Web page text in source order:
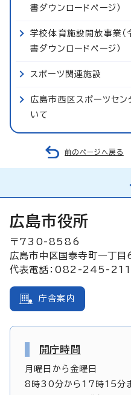
書ダウンロードページ）
学校体育施設開放事業
書ダウンロードページ）
スポーツ関連施設
広島市西区スポーツセ
いて
前のページへ戻る
広島市役所
〒730-8586
広島市中区国泰寺町一丁
代表電話：082-245-
庁舎案内
開庁時間
月曜日から金曜日
8時30分から17時15分ま